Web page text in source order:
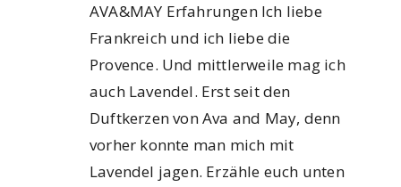
AVA&MAY Erfahrungen Ich liebe
Frankreich und ich liebe die
Provence. Und mittlerweile mag ich
auch Lavendel. Erst seit den
Duftkerzen von Ava and May, denn
vorher konnte man mich mit
Lavendel jagen. Erzähle euch unten